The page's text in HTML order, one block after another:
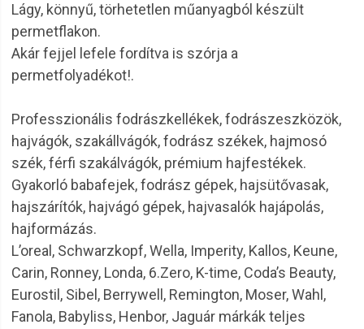
Lágy, könnyű, törhetetlen műanyagból készült
permetflakon.
Akár fejjel lefele fordítva is szórja a
permetfolyadékot!.
Professzionális fodrászkellékek, fodrászeszközök,
hajvágók, szakállvágók, fodrász székek, hajmosó
szék, férfi szakálvágók, prémium hajfestékek.
Gyakorló babafejek, fodrász gépek, hajsütővasak,
hajszárítók, hajvágó gépek, hajvasalók hajápolás,
hajformázás.
L’oreal, Schwarzkopf, Wella, Imperity, Kallos, Keune,
Carin, Ronney, Londa, 6.Zero, K-time, Coda’s Beauty,
Eurostil, Sibel, Berrywell, Remington, Moser, Wahl,
Fanola, Babyliss, Henbor, Jaguár márkák teljes